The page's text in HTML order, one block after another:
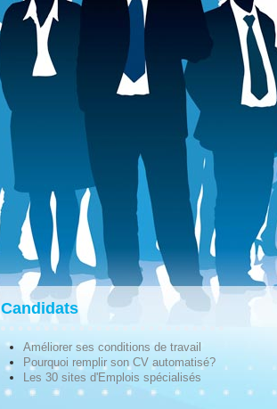
Candidats
Améliorer ses conditions de travail
Pourquoi remplir son CV automatisé?
Les 30 sites d'Emplois spécialisés